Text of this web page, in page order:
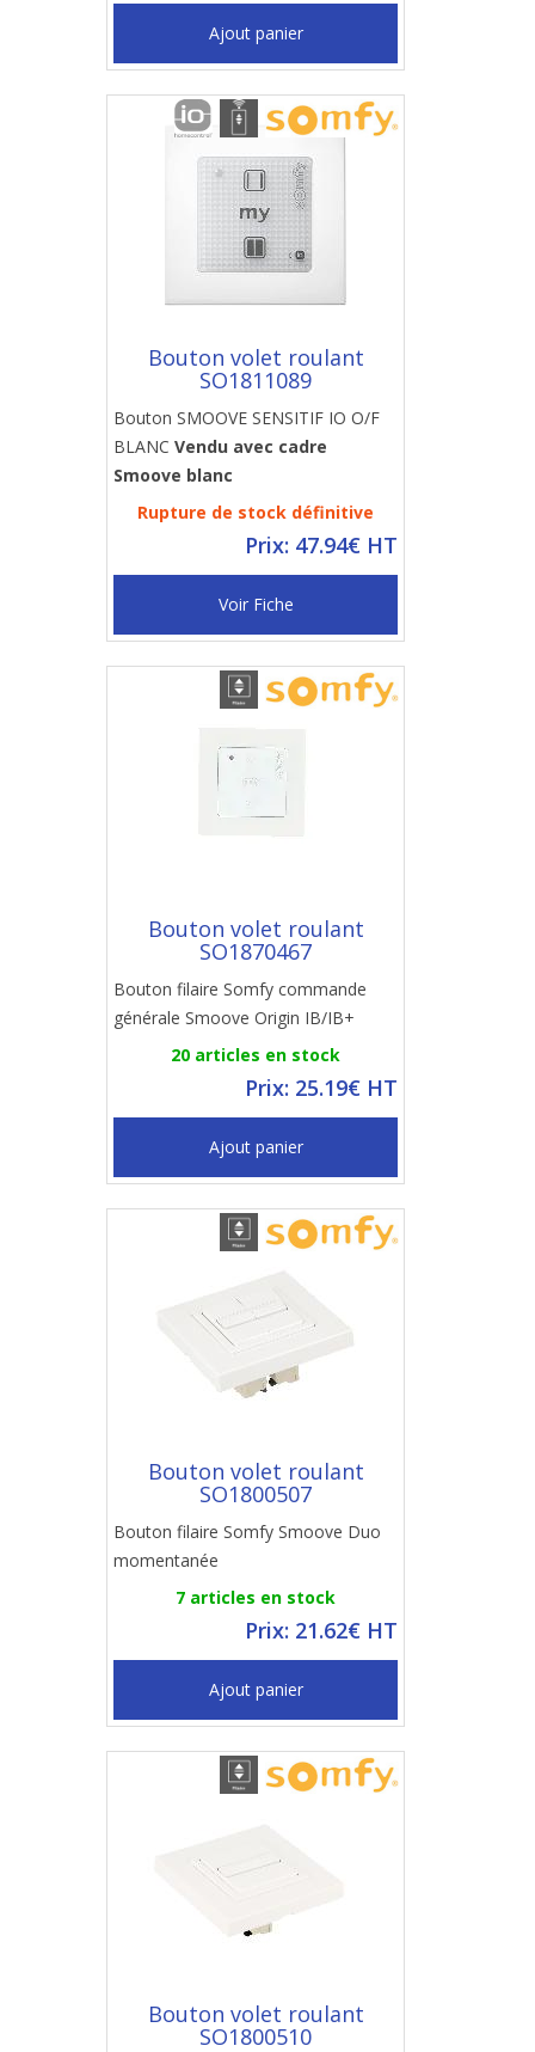
Ajout panier
Bouton volet roulant
SO1811089
Bouton SMOOVE SENSITIF IO O/F
BLANC Vendu avec cadre
Smoove blanc
Rupture de stock définitive
Prix: 47.94€ HT
Voir Fiche
Bouton volet roulant
SO1870467
Bouton filaire Somfy commande
générale Smoove Origin IB/IB+
20 articles en stock
Prix: 25.19€ HT
Ajout panier
Bouton volet roulant
SO1800507
Bouton filaire Somfy Smoove Duo
momentanée
7 articles en stock
Prix: 21.62€ HT
Ajout panier
Bouton volet roulant
SO1800510